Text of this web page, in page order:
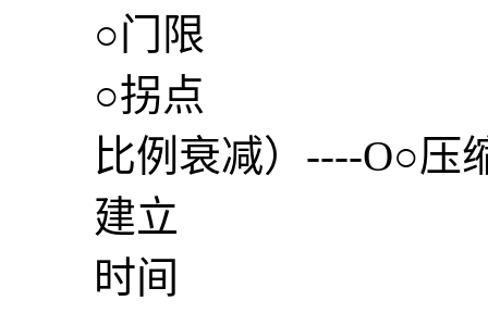
○门限
○拐点
比例衰减）----O○压
建立
时间